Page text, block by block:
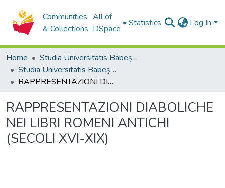
Communities
& Collections
All of
DSpace
Statistics Log In
Home
Studia Universitatis Babeș-Bolyai Collection
Studia Universitatis Babeş-Bolyai Theologia Catholica
RAPPRESENTAZIONI DIABOLICHE NEI LIBRI ROMENI ANTICHI (SECOLI XVI-XIX)
RAPPRESENTAZIONI DIABOLICHE
NEI LIBRI ROMENI ANTICHI
(SECOLI XVI-XIX)